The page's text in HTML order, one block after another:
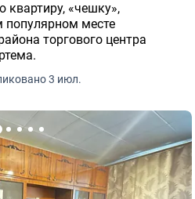
«чешку»,
месте
торгового центра
3 июл.